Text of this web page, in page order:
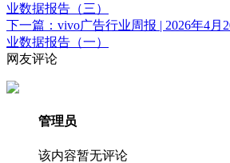
业数据报告（三）
下一篇：vivo广告行业周报 | 2026年4月
业数据报告（一）
网友评论
管理员
该内容暂无评论